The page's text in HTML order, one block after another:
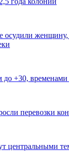
осудили
до +30,
перевозки
центральными